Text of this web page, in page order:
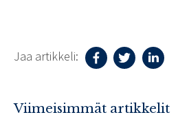
Jaa artikkeli:
Viimeisimmät artikkelit